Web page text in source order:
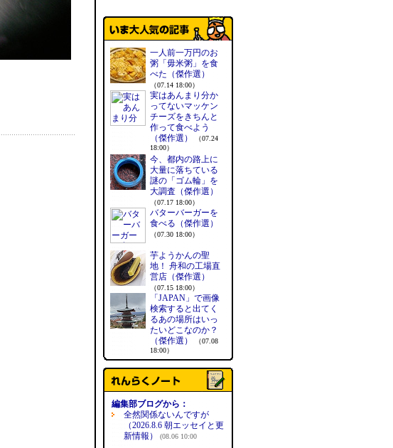
一人前一万円のお
粥「毋米粥」を食
べた（傑作選）
（07.14 18:00）
実はあんまり分か
ってないマッケン
チーズをきちんと
作って食べよう
（傑作選）
（07.24
18:00）
今、都内の路上に
大量に落ちている
謎の「ゴム輪」を
大調査（傑作選）
（07.17 18:00）
バターバーガーを
食べる（傑作選）
（07.30 18:00）
芋ようかんの聖
地！ 舟和の工場直
営店（傑作選）
（07.15 18:00）
「JAPAN」で画像
検索すると出てく
るあの場所はいっ
たいどこなのか？
（傑作選）
（07.08
18:00）
編集部ブログから：
全然関係ないんですが
（2026.8.6 朝エッセイと更
新情報）
(08.06 10:00